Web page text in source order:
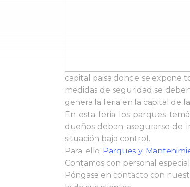
capital paisa donde se expone
medidas de seguridad se
genera la feria en la capital de
En esta feria los parques
dueños deben asegurarse
situación bajo control.
Para ello Parques y
Contamos con personal
Póngase en contacto con